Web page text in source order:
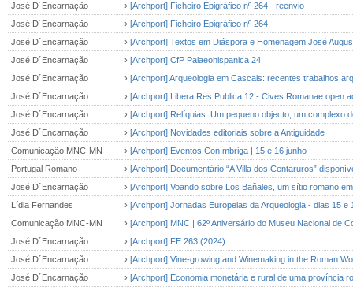
José D´Encarnação
› [Archport] Ficheiro Epigráfico nº 264 - reenvio
José D´Encarnação
› [Archport] Ficheiro Epigráfico nº 264
José D´Encarnação
› [Archport] Textos em Diáspora e Homenagem José
José D´Encarnação
› [Archport] CfP Palaeohispanica 24
José D´Encarnação
› [Archport] Arqueologia em Cascais: recentes trabalhos
José D´Encarnação
› [Archport] Libera Res Publica 12 - Cives Romanae open
José D´Encarnação
› [Archport] Relíquias. Um pequeno objecto, um complexo
José D´Encarnação
› [Archport] Novidades editoriais sobre a Antiguidade
Comunicação MNC-MN
› [Archport] Eventos Conímbriga | 15 e 16 junho
Portugal Romano
› [Archport] Documentário “A Villa dos Centaruros”
José D´Encarnação
› [Archport] Voando sobre Los Bañales, um sítio romano
Lídia Fernandes
› [Archport] Jornadas Europeias da Arqueologia - dias 15
Comunicação MNC-MN
› [Archport] MNC | 62º Aniversário do Museu Nacional de
José D´Encarnação
› [Archport] FE 263 (2024)
José D´Encarnação
› [Archport] Vine-growing and Winemaking in the Roman
José D´Encarnação
› [Archport] Economia monetária e rural de uma província